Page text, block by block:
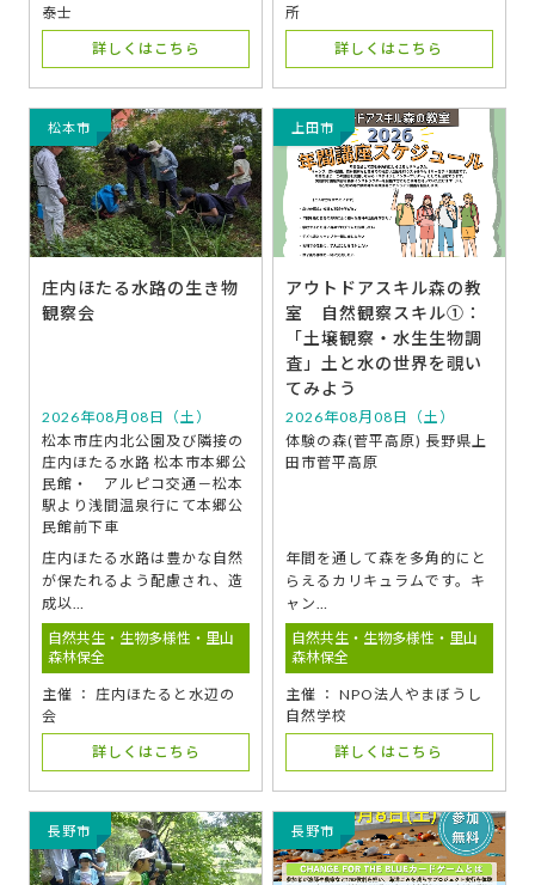
泰士
詳しくはこちら
所
詳しくはこちら
松本市
庄内ほたる水路の生き物
観察会
2026年08月08日（土）
松本市庄内北公園及び隣接の
庄内ほたる水路 松本市本郷公
民館・ アルピコ交通－松本
駅より浅間温泉行にて本郷公
民館前下車
庄内ほたる水路は豊かな自然
が保たれるよう配慮され、造
成以…
自然共生・生物多様性・里山
森林保全
主催 ： 庄内ほたると水辺の
会
詳しくはこちら
上田市
アウトドアスキル森の教
室 自然観察スキル①：
「土壌観察・水生生物調
査」土と水の世界を覗い
てみよう
2026年08月08日（土）
体験の森(菅平高原) 長野県上
田市菅平高原
年間を通して森を多角的にと
らえるカリキュラムです。キ
ャン…
自然共生・生物多様性・里山
森林保全
主催 ： NPO法人やまぼうし
自然学校
詳しくはこちら
長野市 長野市